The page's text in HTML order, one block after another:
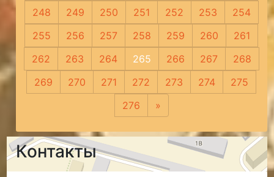
248
249 250 251 252 253
254
255
256 257 258 259 260
261
262
263 264 265 266 267
268
269
270 271 272 273 274
275
276
»
Контакты